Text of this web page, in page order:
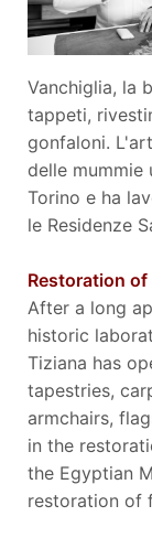
Vanchiglia, la
tappeti,
gonfaloni.
delle mummie
Torino e ha
le Residenze
Restoration
After a long
historic
Tiziana has
tapestries,
armchairs,
in the
the Egyptian
restoration of